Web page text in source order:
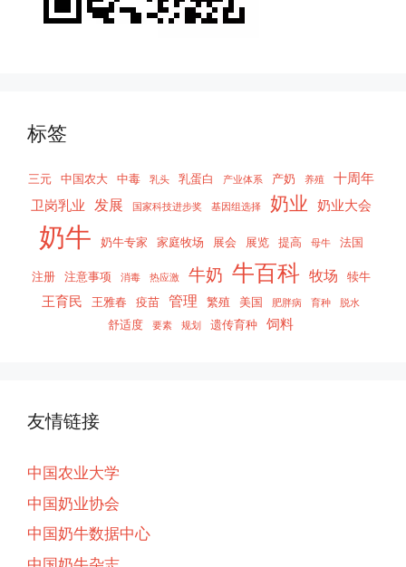
标签
三元 中国农大 中毒 乳头 乳蛋白 产业体系 产奶 养殖
十周年
卫岗乳业 发展 国家科技进步奖 基因组选择 奶业 奶业大会
奶牛 奶牛专家 家庭牧场 展会 展览 提高 母牛 法国
注册 注意事项 消毒 热应激 牛奶 牛百科 牧场 犊牛
王育民 王雅春 疫苗 管理 繁殖 美国 肥胖病 育种 脱水
舒适度 要素 规划 遗传育种 饲料
友情链接
中国农业大学
中国奶业协会
中国奶牛数据中心